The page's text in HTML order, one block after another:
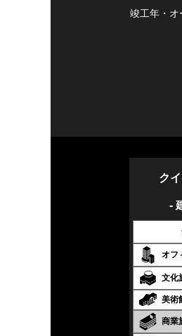
竣工年・ オ
ク
-
オフ
文化
美術
商業